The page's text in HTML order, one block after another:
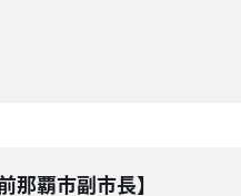
覇市副市長】